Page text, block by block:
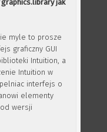
jak
myle to prosze
graficzny GUI
Intuition, a
Intuition w
interfejs o
elementy
wersji